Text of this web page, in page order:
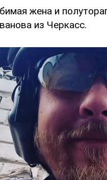
жена и
из Черкасс.